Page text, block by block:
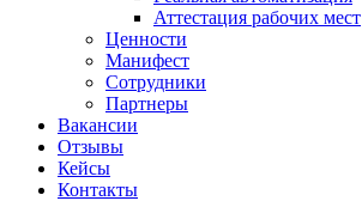
Аттестация рабочих мест
Ценности
Манифест
Сотрудники
Партнеры
Вакансии
Отзывы
Кейсы
Контакты